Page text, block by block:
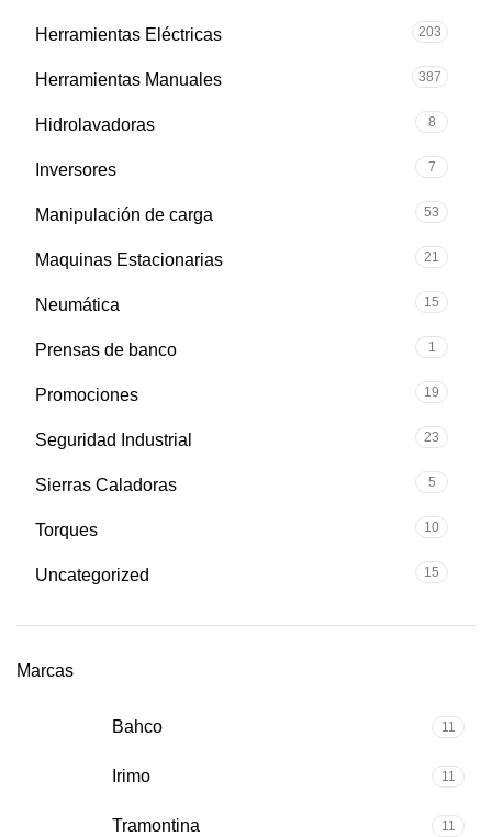
Herramientas Eléctricas 203
Herramientas Manuales 387
Hidrolavadoras 8
Inversores 7
Manipulación de carga 53
Maquinas Estacionarias 21
Neumática 15
Prensas de banco 1
Promociones 19
Seguridad Industrial 23
Sierras Caladoras 5
Torques 10
Uncategorized 15
Marcas
Bahco 11
Irimo 11
Tramontina 11